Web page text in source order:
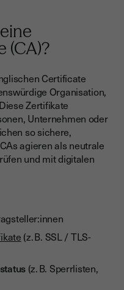
(CA)?
Certificate
Organisation,
Zertifikate
Unternehmen oder
so sichere,
agieren als neutrale
und mit digitalen
(z. B. SSL / TLS-
(z. B. Sperrlisten,